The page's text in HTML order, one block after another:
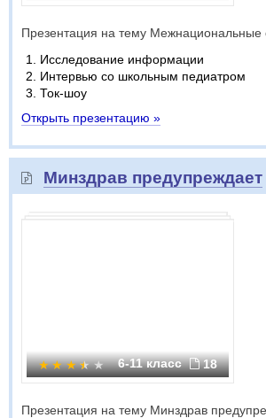
Презентация на тему Межнациональные
Исследование информации
Интервью со школьным педиатром
Ток-шоу
Открыть презентацию »
Минздрав предупреждает
6-11 класс 18
Презентация на тему Минздрав